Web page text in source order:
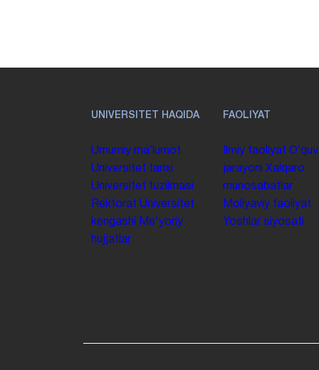
UNIVERSITET HAQIDA
Umumiy maʼlumot
Universitet tarixi
Universitet tuzilmasi
Rektorat Universitet
kengashi
Me'yoriy
hujjatlar
FAOLIYAT
Ilmiy faoliyat Oʻquv
jarayoni Xalqaro
munosabatlar
Moliyaviy faoliyat
Yoshlar siyosati